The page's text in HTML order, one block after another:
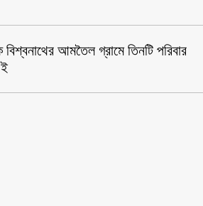
আমতৈল গ্রামে তিনটি পরিবার